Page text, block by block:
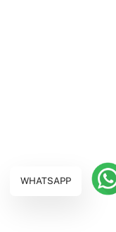
WHATSAPP